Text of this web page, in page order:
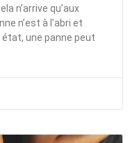
n’arrive qu’aux
n’est à l’abri et
une panne peut